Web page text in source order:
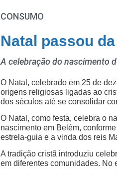
CONSUMO
Natal passou
A celebração do nascimento
O Natal, celebrado em 25 de
origens religiosas ligadas ao
dos séculos até se consolidar
O Natal, como festa, celebra o
nascimento em Belém,
estrela-guia e a vinda dos reis
A tradição cristã introduziu
em diferentes comunidades. No